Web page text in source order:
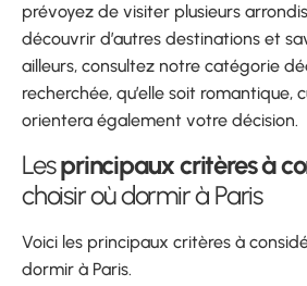
prévoyez de visiter plusieurs
découvrir d’autres destinations et
ailleurs, consultez notre catégorie
recherchée, qu’elle soit romantique,
orientera également votre décision.
Lesprincipaux critères à
choisir où dormir à Paris
Voici les principaux critères à
dormir à Paris.